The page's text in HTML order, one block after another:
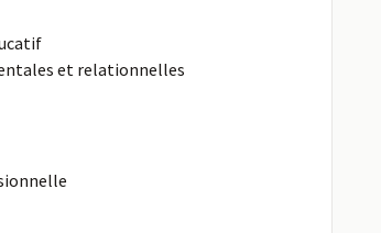
et relationnelles